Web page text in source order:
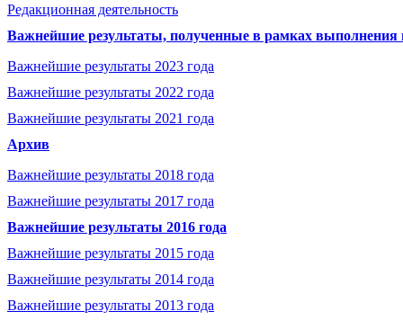
Редакционная деятельность
Важнейшие результаты, полученные в рамках выполнения
Важнейшие результаты 2023 года
Важнейшие результаты 2022 года
Важнейшие результаты 2021 года
Архив
Важнейшие результаты 2018 года
Важнейшие результаты 2017 года
Важнейшие результаты 2016 года
Важнейшие результаты 2015 года
Важнейшие результаты 2014 года
Важнейшие результаты 2013 года